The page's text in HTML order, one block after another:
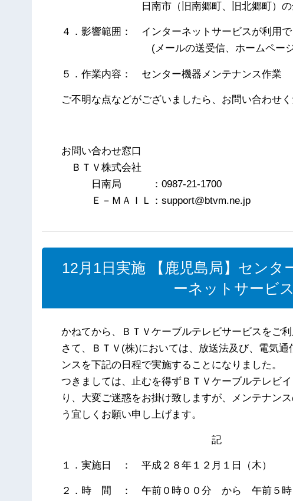
日南市（旧南郷町、旧北郷町）の
４．影響範囲： インターネットサービスが利用で
(メールの送受信、ホームページの
５．作業内容： センター機器メンテナンス作業
ご不明な点などがございましたら、お問い合わせく
以
お問い合わせ窓口
ＢＴＶ株式会社
日南局 ：0987-21-1700
Ｅ－ＭＡＩＬ：support@btvm.ne.jp
12月1日実施 【鹿児島局】セン
ーネットサービ
かねてから、ＢＴＶケーブルテレビサービスをご
さて、ＢＴＶ(株)においては、放送法及び、電気
ンスを下記の日程で実施することになりました。
つきましては、止むを得ずＢＴＶケーブルテレビ
り、大変ご迷惑をお掛け致しますが、メンテナン
う宜しくお願い申し上げます。
記
１．実施日 ： 平成２８年１２月１日（木）
２．時 間 ： 午前０時００分 から 午前５時